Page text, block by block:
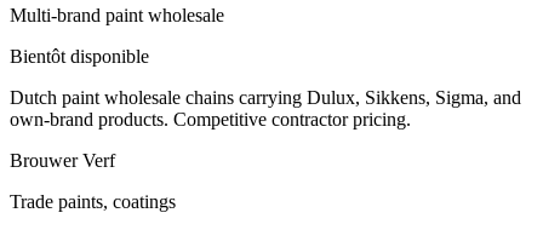
Multi-brand paint wholesale
Bientôt disponible
Dutch paint wholesale chains carrying Dulux, Sikkens, Sigma, and
own-brand products. Competitive contractor pricing.
Brouwer Verf
Trade paints, coatings